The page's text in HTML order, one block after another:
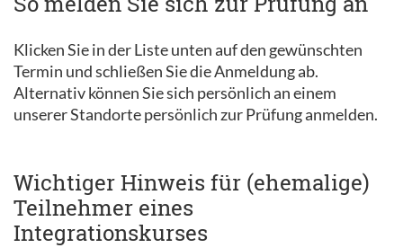
Klicken Sie in der Liste unten auf den gewünschten
Termin und schließen Sie die Anmeldung ab.
Alternativ können Sie sich persönlich an einem
unserer Standorte persönlich zur Prüfung anmelden.
Wichtiger Hinweis für (ehemalige)
Teilnehmer eines
Integrationskurses